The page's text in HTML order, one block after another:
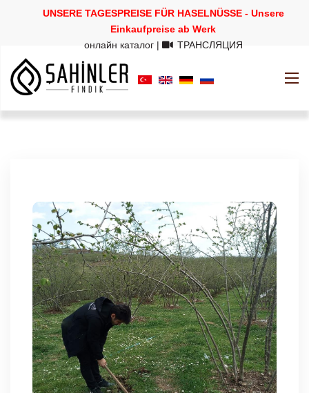
UNSERE TAGESPREISE FÜR HASELNÜSSE - Unsere
Einkaufpreise ab Werk
онлайн каталог | ТРАНСЛЯЦИЯ